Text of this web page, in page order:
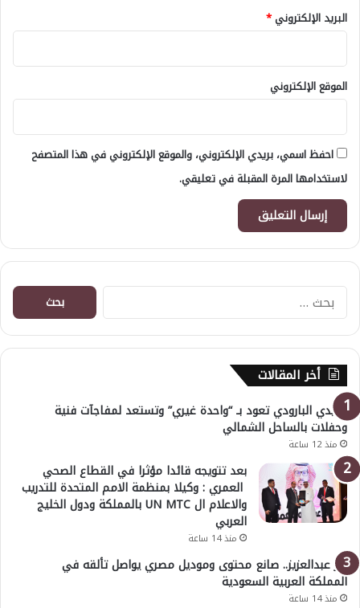
البريد الإلكتروني*
الموقع الإلكتروني
احفظ اسمي، بريدي الإلكتروني، والموقع الإلكتروني في هذا المتصفح
لاستخدامها المرة المقبلة في تعليقي.
البحث
عن:
أخر المقالات
هايدي البارودي تعود بـ “واحدة غيري” وتستعد لمفاجآت فنية
وحفلات بالساحل الشمالي
منذ 12 ساعة
بعد تتويجه قائدا مؤثرا في القطاع الصحي
العمري : وكيلا بمنظمة الامم المتحدة للتدريب
والاعلام ال UN MTC بالمملكة ودول الخليج
العربي
منذ 14 ساعة
بدر عبدالعزيز.. صانع محتوى وموديل مصري يواصل تألقه في
المملكة العربية السعودية
منذ 14 ساعة